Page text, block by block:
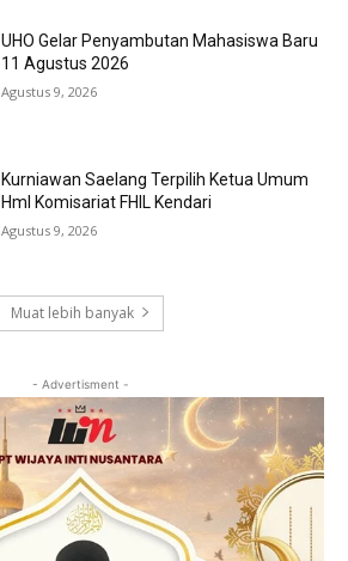
UHO Gelar Penyambutan Mahasiswa Baru
11 Agustus 2026
Agustus 9, 2026
Kurniawan Saelang Terpilih Ketua Umum
HmI Komisariat FHIL Kendari
Agustus 9, 2026
Muat lebih banyak
- Advertisment -